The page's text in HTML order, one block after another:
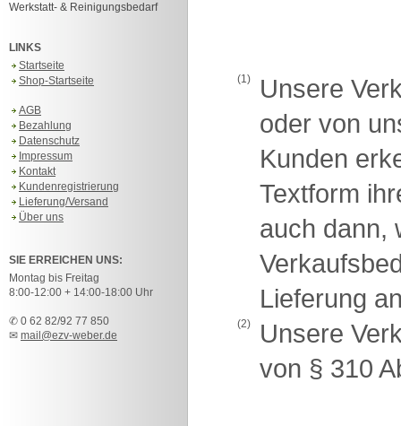
Werkstatt- & Reinigungsbedarf
LINKS
Startseite
Shop-Startseite
AGB
Bezahlung
Datenschutz
Impressum
Kontakt
Kundenregistrierung
Lieferung/Versand
Über uns
SIE ERREICHEN UNS:
Montag bis Freitag
8:00-12:00 + 14:00-18:00 Uhr
✆ 0 62 82/92 77 850
✉ mail@ezv-weber.de
(1)
Unsere
oder von
Kunden
Textform
auch dann,
Lieferung
(2)
Unsere
von § 310